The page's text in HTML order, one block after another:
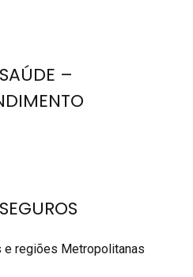
–
e regiões Metropolitanas